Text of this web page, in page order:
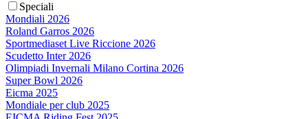
Speciali
Mondiali 2026
Roland Garros 2026
Sportmediaset Live Riccione 2026
Scudetto Inter 2026
Olimpiadi Invernali Milano Cortina 2026
Super Bowl 2026
Eicma 2025
Mondiale per club 2025